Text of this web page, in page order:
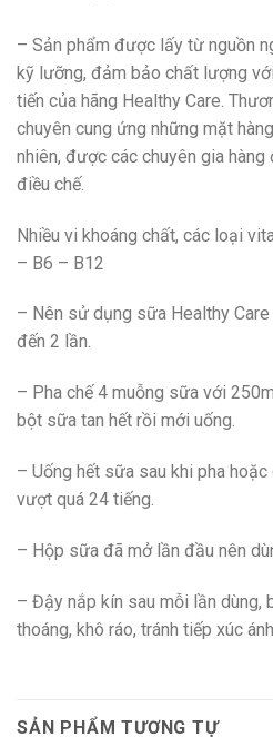
– Sản phẩm được lấy từ nguồn
kỹ lưỡng, đảm bảo chất lượng
tiến của hãng Healthy Care.
chuyên cung ứng những mặt
nhiên, được các chuyên gia
điều chế.
Nhiều vi khoáng chất, các loại
– B6 – B12
– Nên sử dụng sữa Healthy
đến 2 lần.
– Pha chế 4 muỗng sữa với
bột sữa tan hết rồi mới uống.
– Uống hết sữa sau khi pha
vượt quá 24 tiếng.
– Hộp sữa đã mở lần đầu nên
– Đậy nắp kín sau mỗi lần dùng,
thoáng, khô ráo, tránh tiếp xúc
SẢN PHẨM TƯƠNG TỰ